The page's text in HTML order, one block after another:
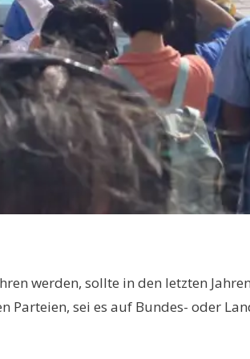
werden, sollte in den letzten
sei es auf Bundes- oder